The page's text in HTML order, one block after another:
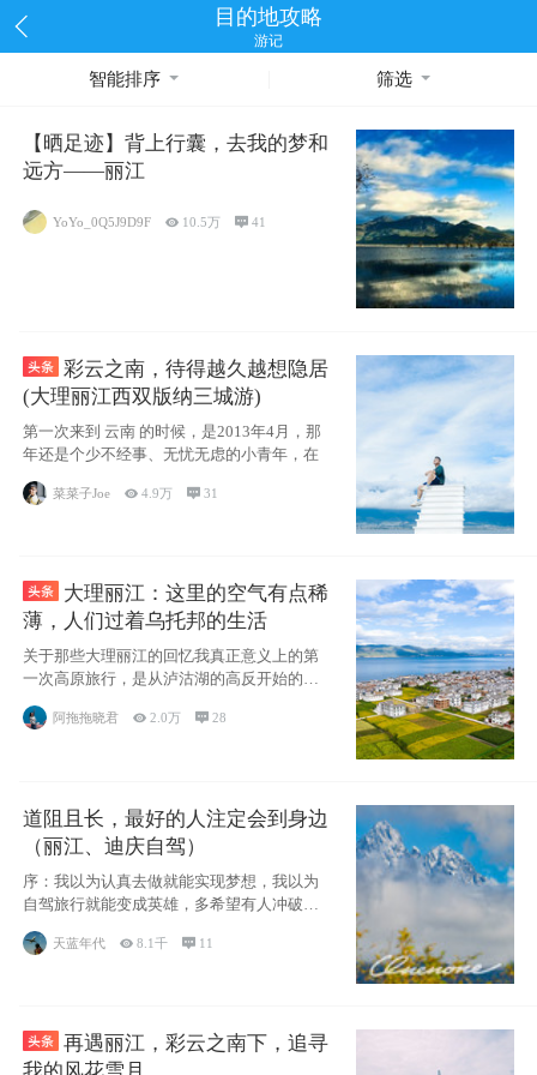
目的地攻略
游记
智能排序 筛选
【晒足迹】背上行囊，去我的梦和
远方——丽江
YoYo_0Q5J9D9F  10.5万 41
彩云之南，待得越久越想隐居
(大理丽江西双版纳三城游)
第一次来到 云南 的时候，是2013年4月，那
年还是个少不经事、无忧无虑的小青年，在
菜菜子Joe 4.9万  31
大理丽江：这里的空气有点稀
薄，人们过着乌托邦的生活
关于那些大理丽江的回忆我真正意义上的第
一次高原旅行，是从泸沽湖的高反开始的，
因为感冒
阿拖拖晓君 2.0万 28
道阻且长，最好的人注定会到身边
（丽江、迪庆自驾）
序：我以为认真去做就能实现梦想，我以为
自驾旅行就能变成英雄，多希望有人冲破疑
天蓝年代 8.1千  11
再遇丽江，彩云之南下，追寻